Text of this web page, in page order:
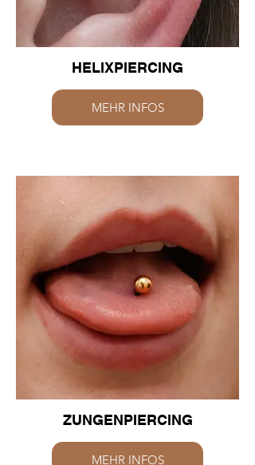
HELIXPIERCING
MEHR INFOS
ZUNGENPIERCING
MEHR INFOS